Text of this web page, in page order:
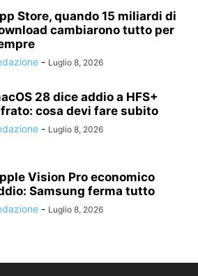
Store, quando 15 miliardi di
cambiarono tutto per
- Luglio 8, 2026
28 dice addio a HFS+
cosa devi fare subito
- Luglio 8, 2026
Vision Pro economico
Samsung ferma tutto
- Luglio 8, 2026